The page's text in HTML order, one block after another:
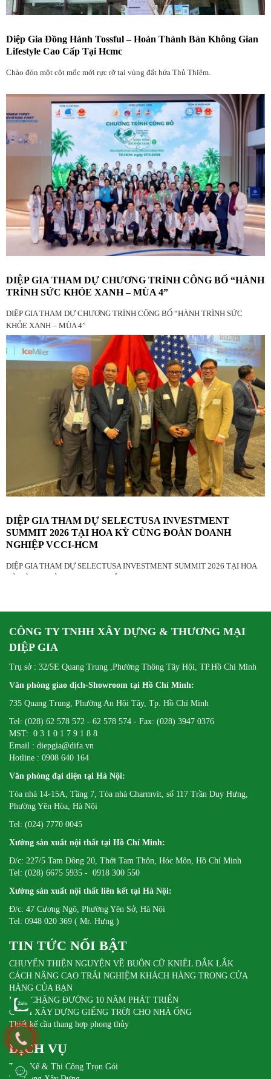
Diệp Gia Đồng Hành Tossful – Hoàn Thành Bàn Không Gian
Lifestyle Cao Cấp Tại Hcmc
Chào đón một cột mốc mới rực rỡ tại vùng đất hứa Thủ Thiêm.
DIỆP GIA THAM DỰ CHƯƠNG TRÌNH CÔNG BỐ “HÀNH
TRÌNH SỨC KHỎE XANH – MÙA 4”
DIỆP GIA THAM DỰ CHƯƠNG TRÌNH CÔNG BỐ “HÀNH TRÌNH SỨC
KHỎE XANH – MÙA 4”
DIỆP GIA THAM DỰ SELECTUSA INVESTMENT
SUMMIT 2026 TẠI HOA KỲ CÙNG ĐOÀN DOANH
NGHIỆP VCCI-HCM
DIỆP GIA THAM DỰ SELECTUSA INVESTMENT SUMMIT 2026 TẠI HOA
CÔNG TY TNHH XÂY DỰNG & THƯƠNG MẠI
DIỆP GIA
Trụ sở : 32/5E Quang Trung ,Phường Thông Tây Hội, TP.Hồ Chí Minh
Văn phòng giao dịch-Showroom tại Hồ Chí Minh:
735 Quang Trung, Phường An Hội Tây, Tp. Hồ Chí Minh
Tel: (028) 62 578 572 - 62 578 574 - Fax: (028) 3947 0376
MST: 0 3 1 0 1 7 9 1 8 8
Email : diepgia@difa.vn
Hotline : 0908 640 164
Văn phòng đại diện tại Hà Nội:
Tòa nhà 14-15A, Tầng 7, Tòa nhà Charmvit, số 117 Trần Duy Hưng,
Phường Yên Hòa, Hà Nội
Tel: (024) 7770 0045
Xưởng sản xuất nội thất tại Hồ Chí Minh:
Đ/c: 227/5 Tam Đông 20, Thới Tam Thôn, Hóc Môn, Hồ Chí Minh
Tel: (028) 6675 5935 - 0918 300 550
Xưởng sản xuất nội thất liên kết tại Hà Nội:
Đ/c: 47 Cương Ngô, Phường Yên Sở, Hà Nội
Tel: 0948 020 369 ( Mr. Hưng )
TIN TỨC NỔI BẬT
CHUYẾN THIỆN NGUYỆN VỀ BUÔN CỮ KNIÊL ĐẮK LẮK
CÁCH NÂNG CAO TRẢI NGHIỆM KHÁCH HÀNG TRONG CỬA
HÀNG CỦA BẠN
DIFA CHẶNG ĐƯỜNG 10 NĂM PHÁT TRIỂN
CÁCH XÂY DỰNG GIẾNG TRỜI CHO NHÀ ỐNG
Thiết kế cầu thang hợp phong thủy
DỊCH VỤ
Thiết Kế & Thi Công Trọn Gói